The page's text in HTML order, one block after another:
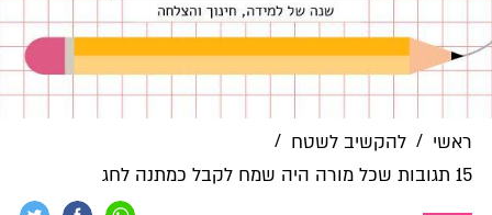
ראשי / להקשיב לשטח /
15 תגובות שכל מורה היה שמח לקבל כמתנה לחג